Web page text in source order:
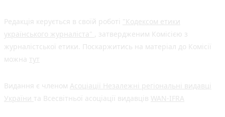
Редакція керується в своїй роботі "Кодексом етики
українського журналіста" , затвердженим Комісією з
журналістської етики. Поскаржитись на матеріал до Комісії
можна тут
Видання є членом Асоціації Незалежні регіональні видавці
України та Всесвітньої асоціації видавців WAN-IFRA